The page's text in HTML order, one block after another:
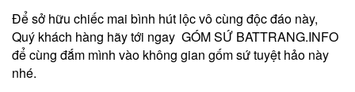
Để sở hữu chiếc mai bình hút lộc vô cùng độc đáo này,
Quý khách hàng hãy tới ngay GÓM SỨ BATTRANG.INFO
để cùng đắm mình vào không gian gốm sứ tuyệt hảo này
nhé.